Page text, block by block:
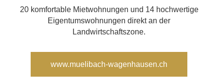
20 komfortable Mietwohnungen und 14 hochwertige
Eigentumswohnungen direkt an der
Landwirtschaftszone.
www.muelibach-wagenhausen.ch